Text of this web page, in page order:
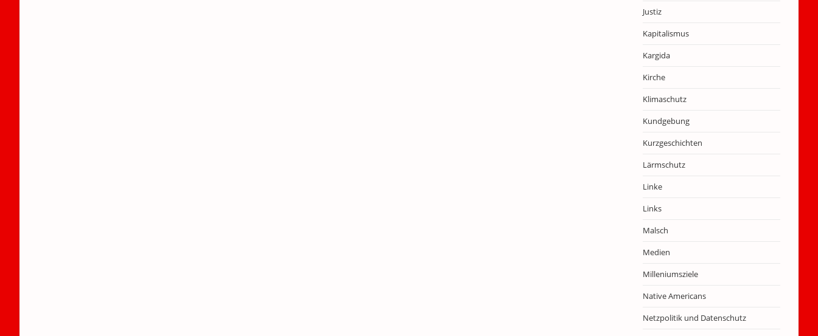
Justiz
Kapitalismus
Kargida
Kirche
Klimaschutz
Kundgebung
Kurzgeschichten
Lärmschutz
Linke
Links
Malsch
Medien
Milleniumsziele
Native Americans
Netzpolitik und Datenschutz